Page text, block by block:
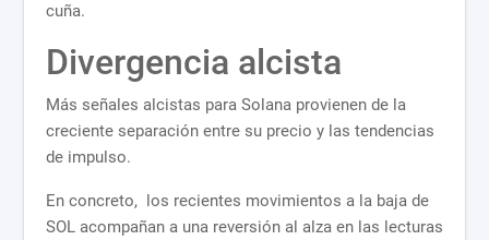
cuña.
Divergencia alcista
Más señales alcistas para Solana provienen de la
creciente separación entre su precio y las tendencias
de impulso.
En concreto, los recientes movimientos a la baja de
SOL acompañan a una reversión al alza en las lecturas